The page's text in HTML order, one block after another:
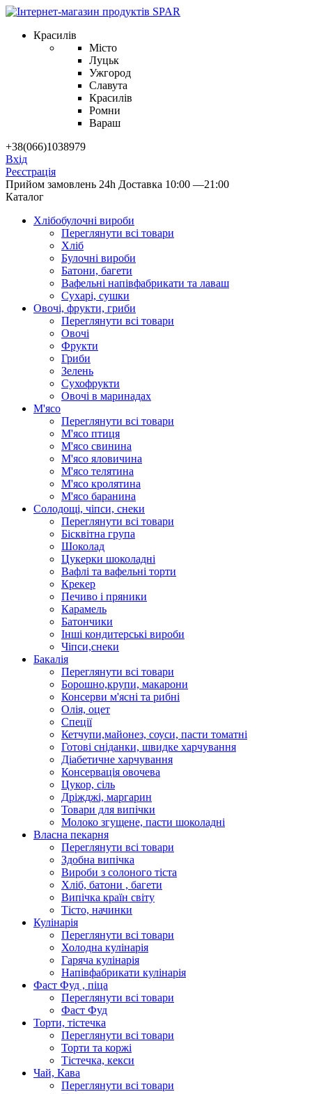
Красилів
Місто
Луцьк
Ужгород
Славута
Красилів
Ромни
Вараш
+38(066)1038979
Вхід
Реєстрація
Прийом замовлень 24h Доставка 10:00 —21:00
Каталог
Хлібобулочні вироби
Переглянути всі товари
Хліб
Булочні вироби
Батони, багети
Вафельні напівфабрикати та лаваш
Сухарі, сушки
Овочі, фрукти, гриби
Переглянути всі товари
Овочі
Фрукти
Гриби
Зелень
Сухофрукти
Овочі в маринадах
М'ясо
Переглянути всі товари
М'ясо птиця
М'ясо свинина
М'ясо яловичина
М'ясо телятина
М'ясо кролятина
М'ясо баранина
Солодощі, чіпси, снеки
Переглянути всі товари
Бісквітна група
Шоколад
Цукерки шоколадні
Вафлі та вафельні торти
Крекер
Печиво і пряники
Карамель
Батончики
Інші кондитерські вироби
Чіпси,снеки
Бакалія
Переглянути всі товари
Борошно,крупи, макарони
Консерви м'ясні та рибні
Олія, оцет
Спеції
Кетчупи,майонез, соуси, пасти томатні
Готові сніданки, швидке харчування
Діабетичне харчування
Консервація овочева
Цукор, сіль
Дріжджі, маргарин
Товари для випічки
Молоко згущене, пасти шоколадні
Власна пекарня
Переглянути всі товари
Здобна випічка
Вироби з солоного тіста
Хліб, батони , багети
Випічка країн світу
Тісто, начинки
Кулінарія
Переглянути всі товари
Холодна кулінарія
Гаряча кулінарія
Напівфабрикати кулінарія
Фаст Фуд , піца
Переглянути всі товари
Фаст Фуд
Торти, тістечка
Переглянути всі товари
Торти та коржі
Тістечка, кекси
Чай, Кава
Переглянути всі товари